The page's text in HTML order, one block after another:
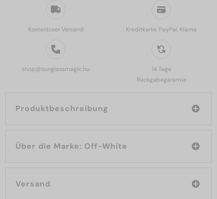
Kostenloser Versand Kreditkarte, PayPal, Klarna
shop@sunglassmagic.hu
14 Tage
Rückgabegarantie
Produktbeschreibung
Über die Marke: Off-White
Versand